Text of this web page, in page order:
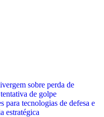
sobre perda de
de golpe
para tecnologias de defesa e
estratégica